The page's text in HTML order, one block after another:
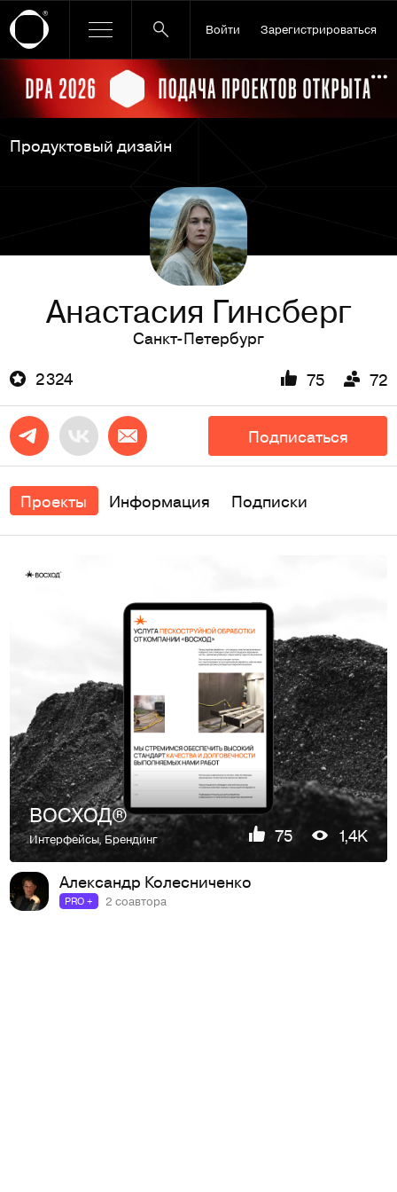
Войти Зарегистрироваться
Ссылка баннера
Продуктовый дизайн
Анастасия Гинсберг
Санкт-Петербург
2 324
75 72
Подписаться
Проекты Информация Подписки
ВОСХОД®
Интерфейсы, Брендинг 75 1,4K
Александр Колесниченко
PRO + 2 соавтора